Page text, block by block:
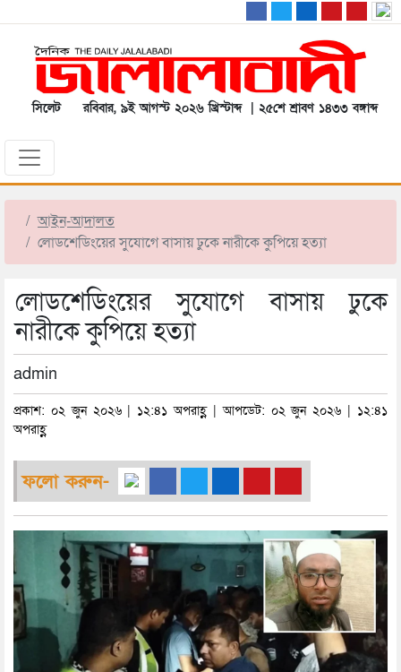
সিলেট রবিবার, ৯ই আগস্ট ২০২৬ খ্রিস্টাব্দ | ২৫শে শ্রাবণ ১৪৩৩ বঙ্গাব্দ
আইন-আদালত
লোডশেডিংয়ের সুযোগে বাসায় ঢুকে নারীকে কুপিয়ে হত্যা
লোডশেডিংয়ের সুযোগে বাসায় ঢুকে
নারীকে কুপিয়ে হত্যা
admin
প্রকাশ: ০২ জুন ২০২৬ | ১২:৪১ অপরাহ্ণ | আপডেট: ০২ জুন ২০২৬ | ১২:৪১
অপরাহ্ণ
ফলো করুন-